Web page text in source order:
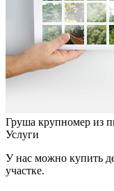
Груша крупномер из
Услуги
У нас можно купить
участке.